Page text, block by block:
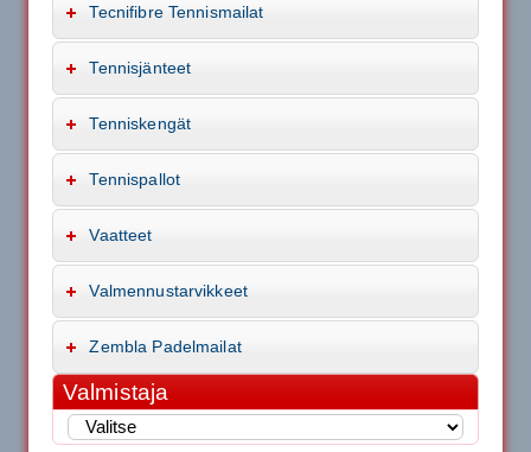
Tecnifibre Tennismailat
Tennisjänteet
Tenniskengät
Tennispallot
Vaatteet
Valmennustarvikkeet
Zembla Padelmailat
Valmistaja